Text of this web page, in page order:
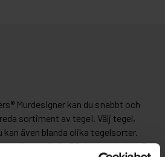
Murdesigner kan du snabbt och
sortiment av tegel. Välj tegel,
kan även blanda olika tegelsorter.
applicera till din 3D-konstruktion. Du